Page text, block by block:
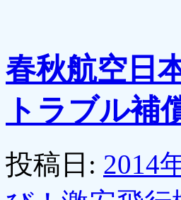
春秋航空日
トラブル補
投稿日: 2014